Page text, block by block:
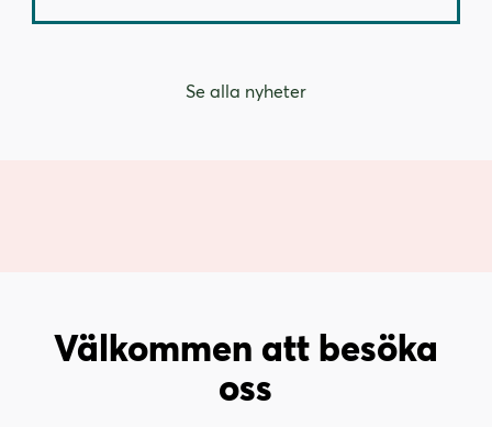
Se alla nyheter
Välkommen att besöka
oss